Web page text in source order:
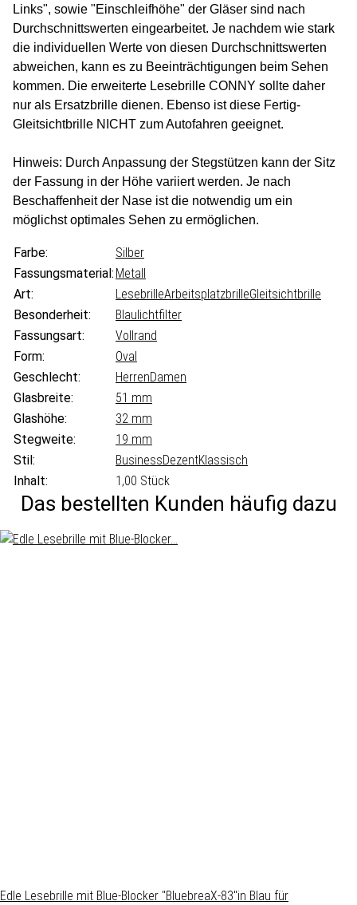
Links", sowie "Einschleifhöhe" der Gläser sind nach
Durchschnittswerten eingearbeitet. Je nachdem wie stark
die individuellen Werte von diesen Durchschnittswerten
abweichen, kann es zu Beeinträchtigungen beim Sehen
kommen. Die erweiterte Lesebrille CONNY sollte daher
nur als Ersatzbrille dienen. Ebenso ist diese Fertig-
Gleitsichtbrille NICHT zum Autofahren geeignet.
Hinweis: Durch Anpassung der Stegstützen kann der Sitz
der Fassung in der Höhe variiert werden. Je nach
Beschaffenheit der Nase ist die notwendig um ein
möglichst optimales Sehen zu ermöglichen.
Farbe:
Silber
Fassungsmaterial: Metall
Art:
LesebrilleArbeitsplatzbrilleGleitsichtbrille
Besonderheit:
Blaulichtfilter
Fassungsart:
Vollrand
Form:
Oval
Geschlecht:
HerrenDamen
Glasbreite:
51 mm
Glashöhe:
32 mm
Stegweite:
19 mm
Stil:
BusinessDezentKlassisch
Inhalt:
1,00 Stück
Das bestellten Kunden häufig dazu
Edle Lesebrille mit Blue-Blocker "BluebreaX-83"in Blau für